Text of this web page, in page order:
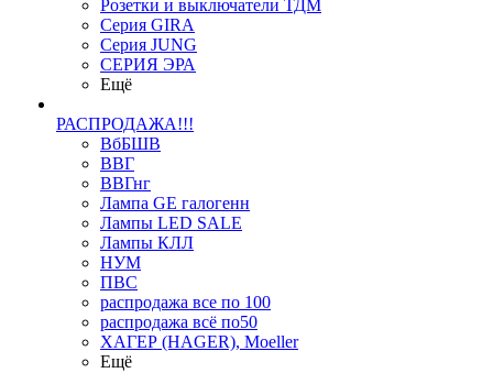
Розетки и выключатели ТДМ
Серия GIRA
Серия JUNG
СЕРИЯ ЭРА
Ещё
РАСПРОДАЖА!!!
ВбБШВ
ВВГ
ВВГнг
Лампа GE галогенн
Лампы LED SALE
Лампы КЛЛ
НУМ
ПВС
распродажа все по 100
распродажа всё по50
ХАГЕР (HAGER), Moeller
Ещё